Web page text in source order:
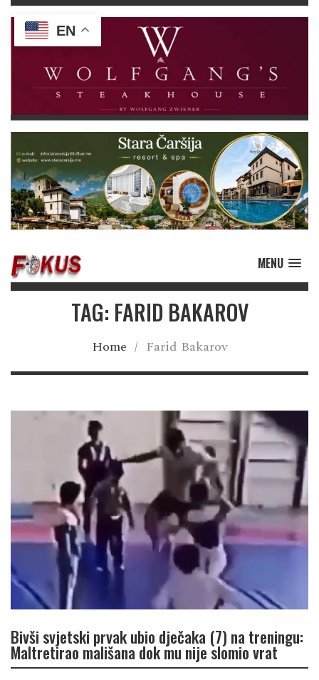
MENU
TAG: FARID BAKAROV
Home / Farid Bakarov
Bivši svjetski prvak ubio dječaka (7) na treningu:
Мaltretirаo mališana dok mu nije slomio vrat
EN